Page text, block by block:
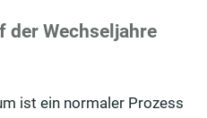
der Wechseljahre
ist ein normaler Prozess